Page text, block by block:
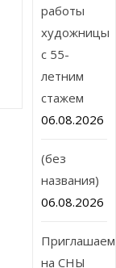
работы
художницы
с 55-
летним
стажем
06.08.2026
(без
названия)
06.08.2026
Приглашаем
на СНЫ